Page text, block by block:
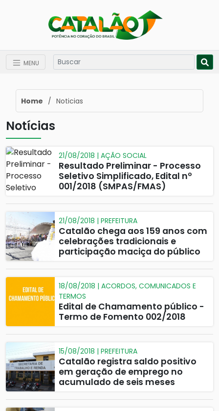
MENU
Home / Noticias
Notícias
21/08/2018 | AÇÃO SOCIAL
Resultado Preliminar - Processo
Seletivo Simplificado, Edital nº
001/2018 (SMPAS/FMAS)
21/08/2018 | PREFEITURA
Catalão chega aos 159 anos com
celebrações tradicionais e
participação maciça do público
18/08/2018 | ACORDOS, COMUNICADOS E
TERMOS
Edital de Chamamento público -
Termo de Fomento 002/2018
15/08/2018 | PREFEITURA
Catalão registra saldo positivo
em geração de emprego no
acumulado de seis meses